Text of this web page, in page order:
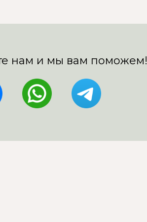
нам и мы вам поможем!